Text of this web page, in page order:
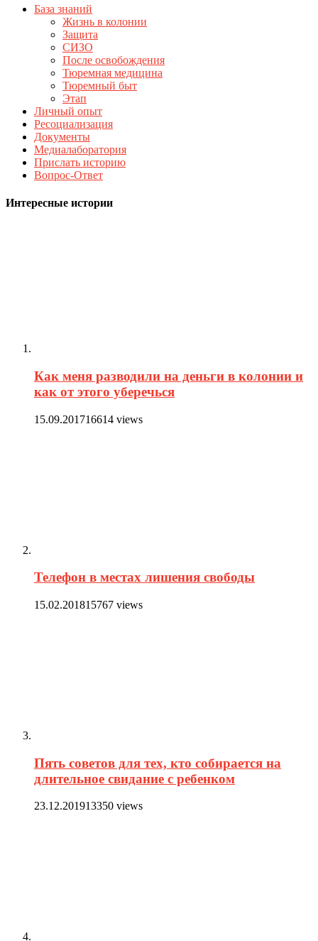
База знаний
Жизнь в колонии
Защита
СИЗО
После освобождения
Тюремная медицина
Тюремный быт
Этап
Личный опыт
Ресоциализация
Документы
Медиалаборатория
Прислать историю
Вопрос-Ответ
Интересные истории
Как меня разводили на деньги в колонии и
как от этого уберечься
15.09.201716614 views
Телефон в местах лишения свободы
15.02.201815767 views
Пять советов для тех, кто собирается на
длительное свидание с ребенком
23.12.201913350 views